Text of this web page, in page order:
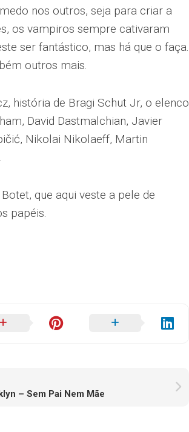
nos outros, seja para criar a
os vampiros sempre cativaram
ser fantástico, mas há que o faça.
outros mais.
história de Bragi Schut Jr, o elenco
David Dastmalchian, Javier
Nikolai Nikolaeff, Martin
que aqui veste a pele de
papéis.
– Sem Pai Nem Mãe